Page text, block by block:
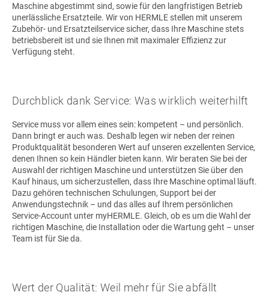
Maschine abgestimmt sind, sowie für den langfristigen Betrieb
unerlässliche Ersatzteile. Wir von HERMLE stellen mit unserem
Zubehör- und Ersatzteilservice sicher, dass Ihre Maschine stets
betriebsbereit ist und sie Ihnen mit maximaler Effizienz zur
Verfügung steht.
Durchblick dank Service: Was wirklich weiterhilft
Service muss vor allem eines sein: kompetent – und persönlich.
Dann bringt er auch was. Deshalb legen wir neben der reinen
Produktqualität besonderen Wert auf unseren exzellenten Service,
denen Ihnen so kein Händler bieten kann. Wir beraten Sie bei der
Auswahl der richtigen Maschine und unterstützen Sie über den
Kauf hinaus, um sicherzustellen, dass Ihre Maschine optimal läuft.
Dazu gehören technischen Schulungen, Support bei der
Anwendungstechnik – und das alles auf Ihrem persönlichen
Service-Account unter myHERMLE. Gleich, ob es um die Wahl der
richtigen Maschine, die Installation oder die Wartung geht – unser
Team ist für Sie da.
Wert der Qualität: Weil mehr für Sie abfällt